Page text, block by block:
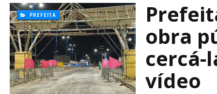
PREFEITA
obra
cercá-
vídeo